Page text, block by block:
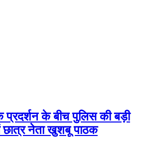
के बीच पुलिस की बड़ी
छात्र नेता खुशबू पाठक